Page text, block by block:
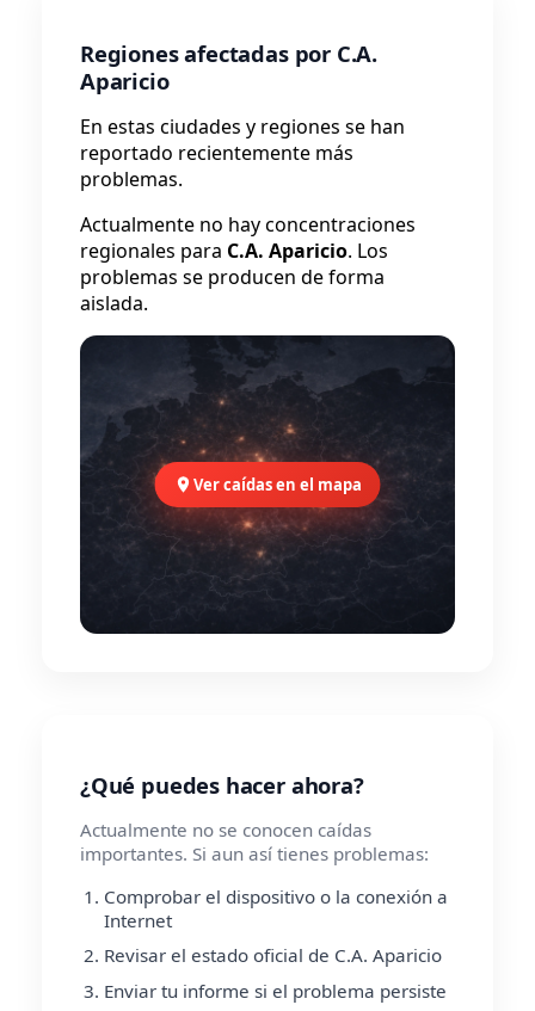
Regiones afectadas por C.A.
Aparicio
En estas ciudades y regiones se han
reportado recientemente más
problemas.
Actualmente no hay concentraciones
regionales para C.A. Aparicio. Los
problemas se producen de forma
aislada.
Ver caídas en el mapa
¿Qué puedes hacer ahora?
Actualmente no se conocen caídas
importantes. Si aun así tienes problemas:
Comprobar el dispositivo o la conexión a
Internet
Revisar el estado oficial de C.A. Aparicio
Enviar tu informe si el problema persiste